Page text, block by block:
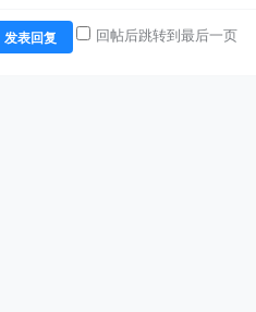
发表回复 回帖后跳转到最后一页